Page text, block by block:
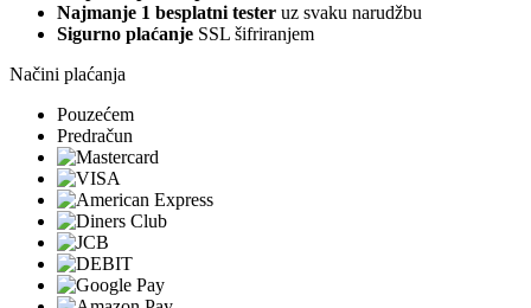
Najmanje 1 besplatni tester uz svaku narudžbu
Sigurno plaćanje SSL šifriranjem
Načini plaćanja
Pouzećem
Predračun